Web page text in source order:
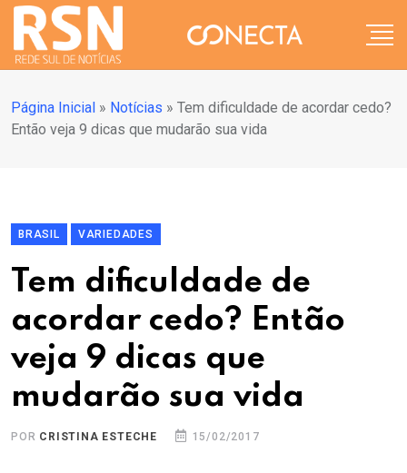
Página Inicial » Notícias » Tem dificuldade de acordar cedo?
Então veja 9 dicas que mudarão sua vida
BRASIL VARIEDADES
Tem dificuldade de
acordar cedo? Então
veja 9 dicas que
mudarão sua vida
POR CRISTINA ESTECHE 15/02/2017